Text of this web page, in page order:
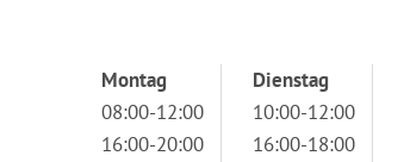
Montag
08:00-12:00
16:00-20:00
Dienstag
10:00-12:00
16:00-18:00